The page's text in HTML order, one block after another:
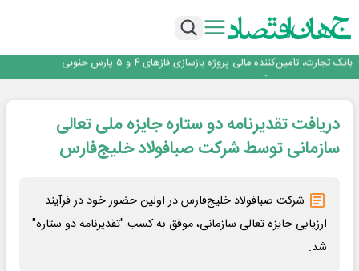
ایران، شریک راهبردی اتحادیه اقتصادی اوراسیا در مسیر توسعه تجارت و همگرایی
جمنای دستیار اصلی گوشی‌های اندرویدی می‌شود
برگزاری آیین نکوداشت فعالان مواکب مرز شلمچه توسط شهرداری منطقه یک
ایران، شریک راهبردی اتحادیه اقتصادی اوراسیا در مسیر توسعه تجارت و همگرایی
منطقه‌ای
دریافت تقدیرنامه دو ستاره جایزه ملی تعالی
سازمانی توسط شرکت صبافولاد خلیج‌فارس
شرکت صبافولاد خلیج‌فارس در اولین حضور خود در فرآیند
ارزیابی جایزه تعالی سازمانی، موفق به کسب "تقدیرنامه دو ستاره"
شد.